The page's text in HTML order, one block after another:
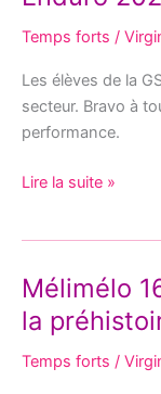
Temps forts /
Les élèves de la
secteur. Bravo à
performance.
Lire la suite »
Mélimélo
la
Temps forts /
Mélimélo
16
octobre
: